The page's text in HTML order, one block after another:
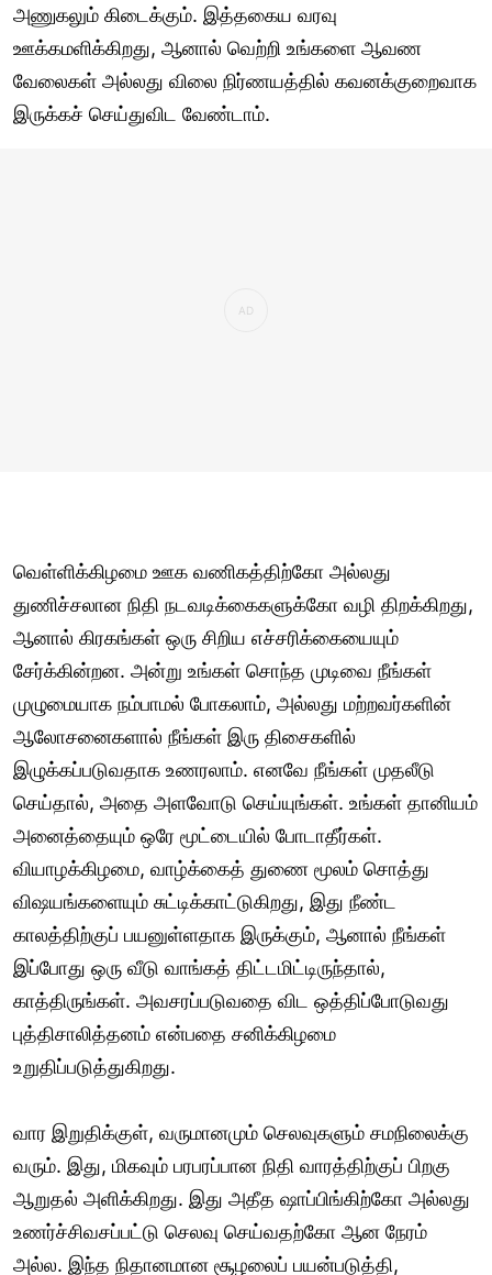
அணுகலும் கிடைக்கும். இத்தகைய வரவு
ஊக்கமளிக்கிறது, ஆனால் வெற்றி உங்களை ஆவண
வேலைகள் அல்லது விலை நிர்ணயத்தில் கவனக்குறைவாக
இருக்கச் செய்துவிட வேண்டாம்.
வெள்ளிக்கிழமை ஊக வணிகத்திற்கோ அல்லது
துணிச்சலான நிதி நடவடிக்கைகளுக்கோ வழி திறக்கிறது,
ஆனால் கிரகங்கள் ஒரு சிறிய எச்சரிக்கையையும்
சேர்க்கின்றன. அன்று உங்கள் சொந்த முடிவை நீங்கள்
முழுமையாக நம்பாமல் போகலாம், அல்லது மற்றவர்களின்
ஆலோசனைகளால் நீங்கள் இரு திசைகளில்
இழுக்கப்படுவதாக உணரலாம். எனவே நீங்கள் முதலீடு
செய்தால், அதை அளவோடு செய்யுங்கள். உங்கள் தானியம்
அனைத்தையும் ஒரே மூட்டையில் போடாதீர்கள்.
வியாழக்கிழமை, வாழ்க்கைத் துணை மூலம் சொத்து
விஷயங்களையும் சுட்டிக்காட்டுகிறது, இது நீண்ட
காலத்திற்குப் பயனுள்ளதாக இருக்கும், ஆனால் நீங்கள்
இப்போது ஒரு வீடு வாங்கத் திட்டமிட்டிருந்தால்,
காத்திருங்கள். அவசரப்படுவதை விட ஒத்திப்போடுவது
புத்திசாலித்தனம் என்பதை சனிக்கிழமை
உறுதிப்படுத்துகிறது.
வார இறுதிக்குள், வருமானமும் செலவுகளும் சமநிலைக்கு
வரும். இது, மிகவும் பரபரப்பான நிதி வாரத்திற்குப் பிறகு
ஆறுதல் அளிக்கிறது. இது அதீத ஷாப்பிங்கிற்கோ அல்லது
உணர்ச்சிவசப்பட்டு செலவு செய்வதற்கோ ஆன நேரம்
அல்ல. இந்த நிதானமான சூழலைப் பயன்படுத்தி,